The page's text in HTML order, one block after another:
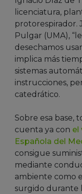
licenciatura,
protorespirador.
Pulgar (UMA),
desechamos
implica más
sistemas
instrucciones,
catedrático.
Sobre esa base,
cuenta ya con el
Española del
consigue
mediante
ambiente como
surgido durante